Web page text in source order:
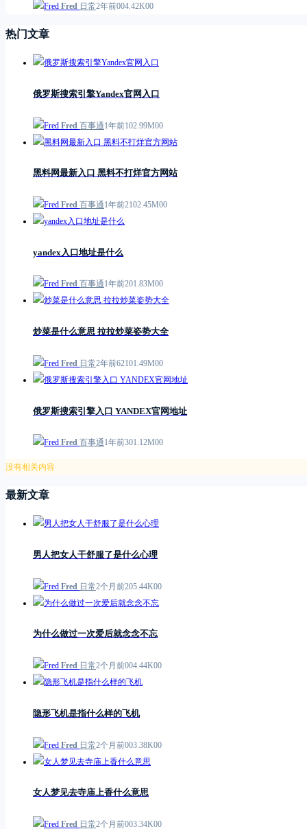
Fred 日常2年前004.42K00
热门文章
俄罗斯搜索引擎Yandex官网入口
Fred 百事通1年前102.99M00
黑料网最新入口 黑料不打烊官方网站
Fred 百事通1年前2102.45M00
yandex入口地址是什么
Fred 百事通1年前201.83M00
炒菜是什么意思 拉拉炒菜姿势大全
Fred 日常2年前62101.49M00
俄罗斯搜索引擎入口 YANDEX官网地址
Fred 百事通1年前301.12M00
没有相关内容
最新文章
男人把女人干舒服了是什么心理
Fred 日常2个月前205.44K00
为什么做过一次爱后就念念不忘
Fred 日常2个月前004.44K00
隐形飞机是指什么样的飞机
Fred 日常2个月前003.38K00
女人梦见去寺庙上香什么意思
Fred 日常2个月前003.34K00